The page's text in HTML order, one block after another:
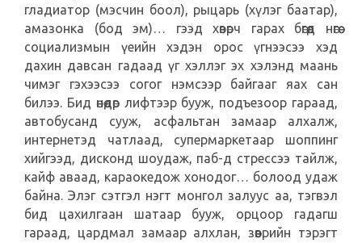
гладиатор (мэсчин боол), рыцарь (хүлэг баатар),
амазонка (бод эм)… гээд хөвөрч гарах бөгөөд нөгөө
социализмын үеийн хэдэн орос үгнээсээ хэд
дахин давсан гадаад үг хэллэг эх хэлэнд маань
чимэг гэхээсээ согог нэмсээр байгааг яах сан
билээ. Бид өнөөдөр лифтээр бууж, подъезоор гараад,
автобусанд сууж, асфальтан замаар алхалж,
интернетэд чатлаад, супермаркетаар шоппинг
хийгээд, дисконд шоудаж, паб-д стрессээ тайлж,
кайф аваад, караокедож хонодог… болоод удаж
байна. Элэг сэтгэл нэгт монгол залуус аа, тэгвэл
бид цахилгаан шатаар бууж, орцоор гадагш
гараад, цардмал замаар алхлан, зөөврийн тэрэгт